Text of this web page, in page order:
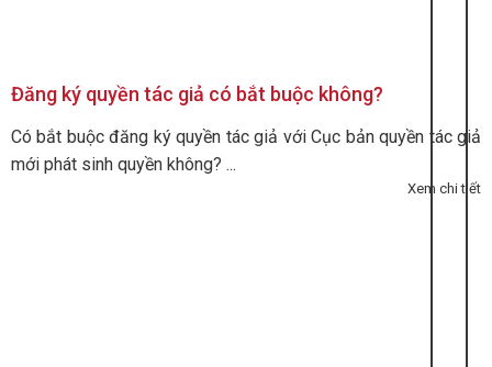
Đăng ký quyền tác giả có bắt buộc không?
Có bắt buộc đăng ký quyền tác giả với Cục bản quyền tác giả
mới phát sinh quyền không? ...
Xem chi tiết